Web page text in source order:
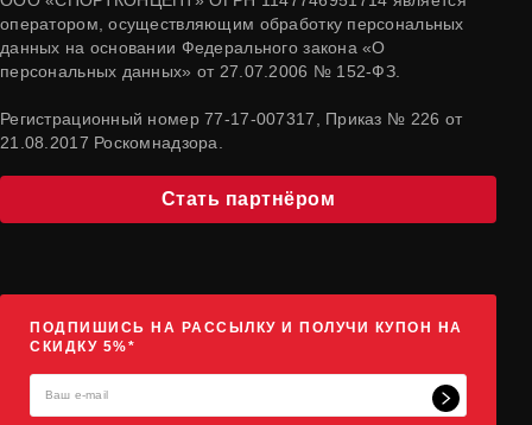
оператором, осуществляющим обработку персональных
данных на основании Федерального закона «О
персональных данных» от 27.07.2006 № 152-ФЗ.
Регистрационный номер 77-17-007317, Приказ № 226 от
21.08.2017 Роскомнадзора.
Стать партнёром
ПОДПИШИСЬ НА РАССЫЛКУ И ПОЛУЧИ КУПОН НА
СКИДКУ 5%*